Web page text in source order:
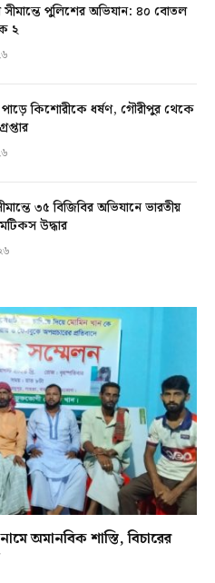
সীমান্তে পুলিশের অভিযান: ৪০ বোতল
২
কিশোরীকে ধর্ষণ, গৌরীপুর থেকে
৩৫ বিজিবির অভিযানে ভারতীয়
উদ্ধার
অমানবিক শাস্তি, বিচারের